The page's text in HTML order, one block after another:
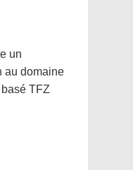
un
au domaine
TFZ